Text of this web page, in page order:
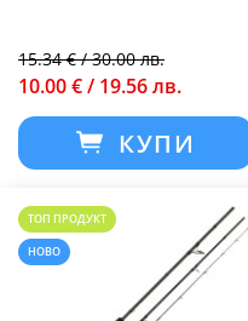
15.34 € / 30.00 лв.
10.00 € / 19.56 лв.
КУПИ
ТОП ПРОДУКТ
НОВО